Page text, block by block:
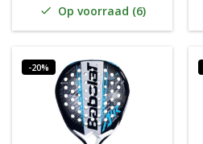
 Op voorraad (6)
-20%